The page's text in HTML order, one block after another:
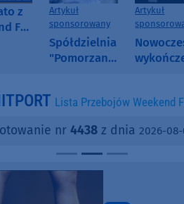
z
FM
Artykuł
sponsorowany
Spółdzielnia
"Pomorzanka"
informuje o
i ofertach
najmu
Artykuł
SPC,
Lista Przebojów Weekend
nr 4438z dnia 2026-08-